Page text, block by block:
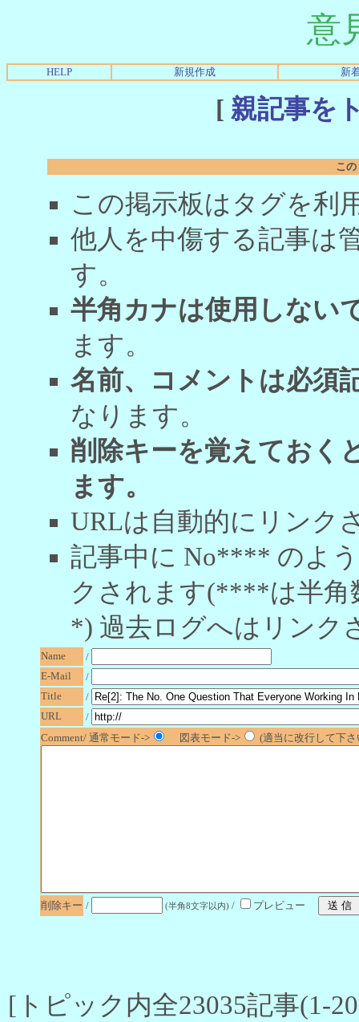
意
HELP 新規作成 新
[ 親記事を
こ
この掲示板はタグを利
他人を中傷する記事は
す。
半角カナは使用しない
ます。
名前、コメントは必須
なります。
削除キーを覚えておく
ます。
URLは自動的にリンク
記事中に No**** のよ
クされます(****は半角
*) 過去ログへはリンク
Name
/
E-Mail
/
Title
/
URL
/
Comment/ 通常モード->
図表モード-> (適当に改行して下
削除キー / (半角8文字以内) / プレビュー
[トピック内全23035記事(1-